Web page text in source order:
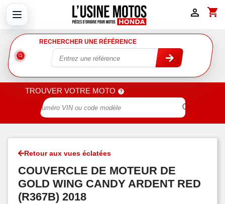
shopping_cart

RECHERCHER UNE RÉFÉRENCE
TROUVER VOTRE MOTO

Retour aux vues éclatées
COUVERCLE DE MOTEUR DE
GOLD WING CANDY ARDENT RED
(R367B) 2018